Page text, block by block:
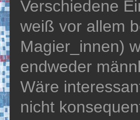
Verschiedene
weiß vor allem
Magier_innen)
endweder
Wäre
nicht